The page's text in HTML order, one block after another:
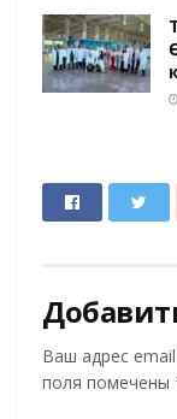
Ваш адрес
поля помечены